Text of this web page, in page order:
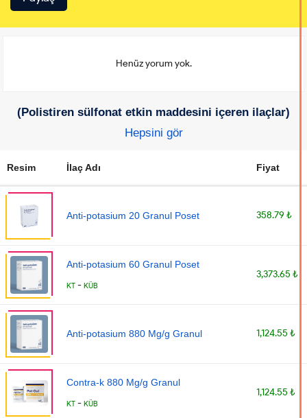
Henüz yorum yok.
(Polistiren sülfonat etkin maddesini içeren ilaçlar)
Hepsini gör
Resim İlaç Adı Fiyat
Anti-potasium 20 Granul Poset 358.79 ₺
Anti-potasium 60 Granul Poset
KT - KÜB
3,373.65 ₺
Anti-potasium 880 Mg/g Granul 1,124.55 ₺
Contra-k 880 Mg/g Granul
KT - KÜB
1,124.55 ₺